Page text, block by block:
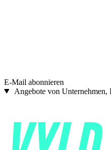
E-Mail abonnieren
Angebote von